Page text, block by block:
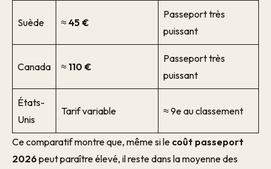
Suède ≈45 €
Passeport très
puissant
Canada ≈ 110 €
Passeport très
puissant
États-
Unis
Tarif variable ≈ 9e au classement
Ce comparatif montre que, même si le coût passeport
2026 peut paraître élevé, il reste dans la moyenne des